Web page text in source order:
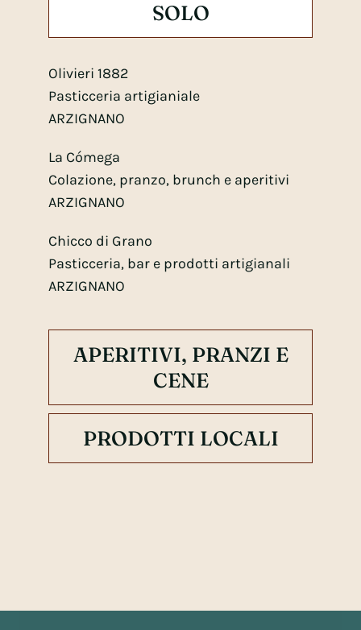
SOLO
Olivieri 1882
Pasticceria artigianiale
ARZIGNANO
La Cómega
Colazione, pranzo, brunch e aperitivi
ARZIGNANO
Chicco di Grano
Pasticceria, bar e prodotti artigianali
ARZIGNANO
APERITIVI, PRANZI E
CENE
PRODOTTI LOCALI